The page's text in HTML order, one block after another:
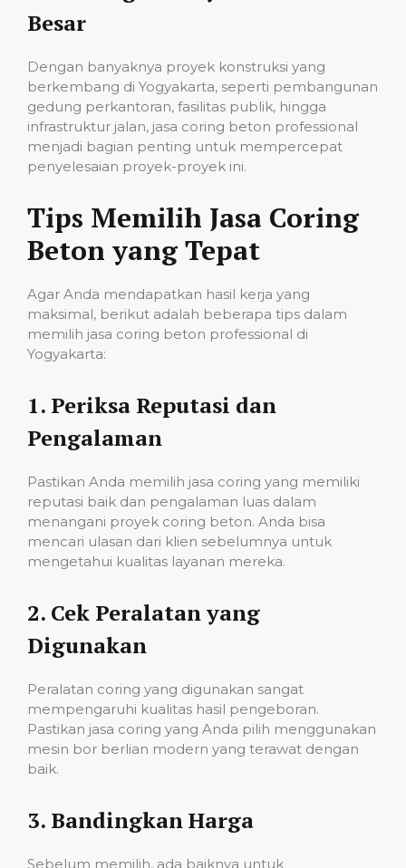
Besar
Dengan banyaknya proyek konstruksi yang
berkembang di Yogyakarta, seperti pembangunan
gedung perkantoran, fasilitas publik, hingga
infrastruktur jalan, jasa coring beton professional
menjadi bagian penting untuk mempercepat
penyelesaian proyek-proyek ini.
Tips Memilih Jasa Coring
Beton yang Tepat
Agar Anda mendapatkan hasil kerja yang
maksimal, berikut adalah beberapa tips dalam
memilih jasa coring beton professional di
Yogyakarta:
1. Periksa Reputasi dan
Pengalaman
Pastikan Anda memilih jasa coring yang memiliki
reputasi baik dan pengalaman luas dalam
menangani proyek coring beton. Anda bisa
mencari ulasan dari klien sebelumnya untuk
mengetahui kualitas layanan mereka.
2. Cek Peralatan yang
Digunakan
Peralatan coring yang digunakan sangat
mempengaruhi kualitas hasil pengeboran.
Pastikan jasa coring yang Anda pilih menggunakan
mesin bor berlian modern yang terawat dengan
baik.
3. Bandingkan Harga
Sebelum memilih, ada baiknya untuk